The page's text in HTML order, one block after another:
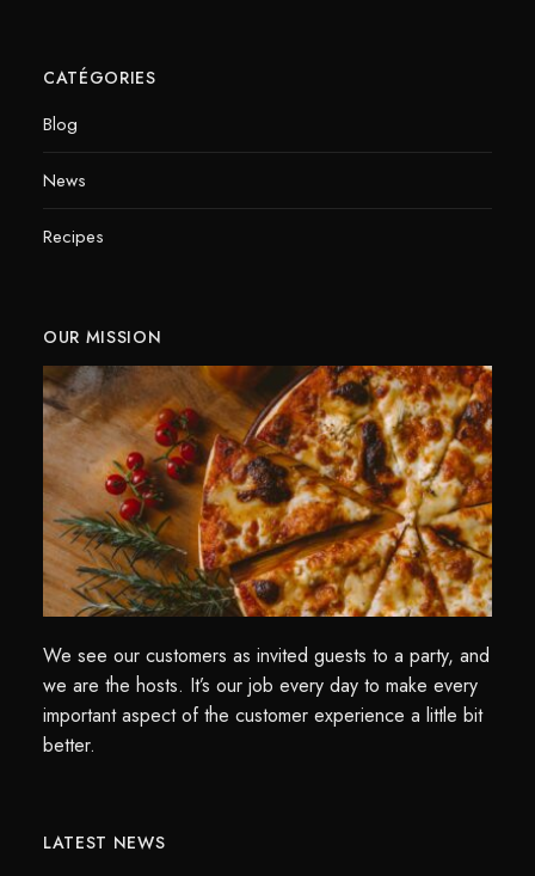
CATÉGORIES
Blog
News
Recipes
OUR MISSION
We see our customers as invited guests to a party, and
we are the hosts. It’s our job every day to make every
important aspect of the customer experience a little bit
better.
LATEST NEWS